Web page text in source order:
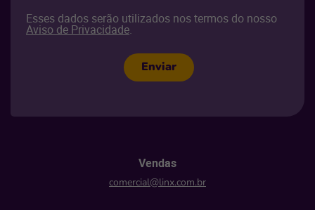
Esses dados serão utilizados nos termos do nosso
Aviso de Privacidade.
Enviar
Vendas
comercial@linx.com.br